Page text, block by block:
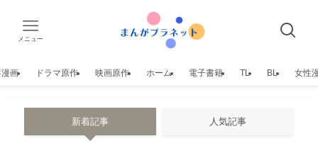
メニュー
画 ドラマ原作 映画原作 ホーム 電子書籍 TL BL 女性
新着記事 人気記事